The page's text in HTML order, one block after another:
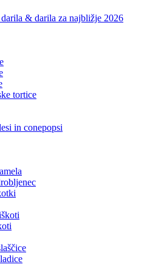
& darila za najbližje 2026
tortice
in conepopsi